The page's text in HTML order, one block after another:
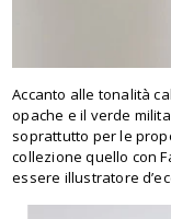
Accanto alle tonalità
opache e il verde
soprattutto per le
collezione quello con
essere illustratore